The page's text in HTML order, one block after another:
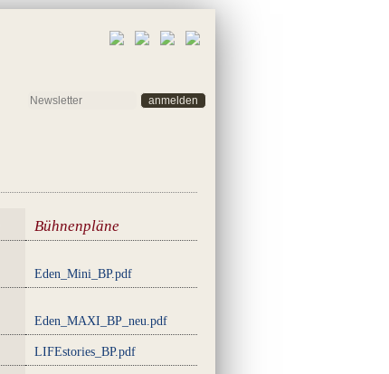
anmelden
Bühnenpläne
Eden_Mini_BP.pdf
Eden_MAXI_BP_neu.pdf
LIFEstories_BP.pdf